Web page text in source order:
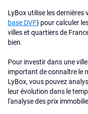
LyBox utilise les
base DVF) pour calculer
villes et quartiers de
bien.
Pour investir dans une
important de connaître le
LyBox, vous pouvez
leur évolution dans le
l'analyse des prix